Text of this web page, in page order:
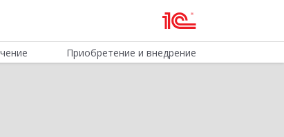
Приобретение и внедрение